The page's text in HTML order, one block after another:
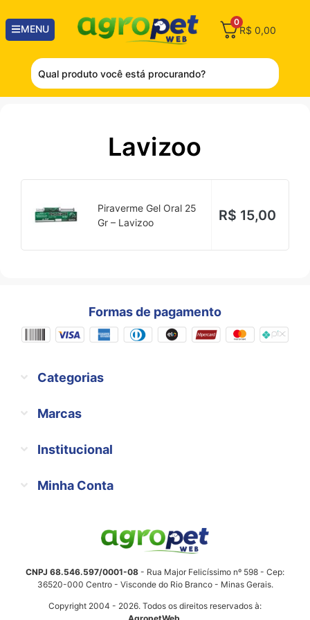
MENU
0
R$ 0,00
Lavizoo
Piraverme Gel Oral 25
Gr – Lavizoo
R$ 15,00
Formas de pagamento
Categorias
Marcas
Institucional
Minha Conta
CNPJ 68.546.597/0001-08 - Rua Major Felicíssimo nº 598 - Cep:
36520-000 Centro - Visconde do Rio Branco - Minas Gerais.
Copyright 2004 - 2026. Todos os direitos reservados à: